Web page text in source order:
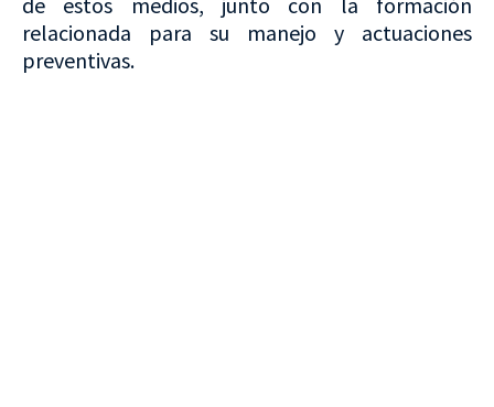
relacionada para su manejo y actuaciones
preventivas.